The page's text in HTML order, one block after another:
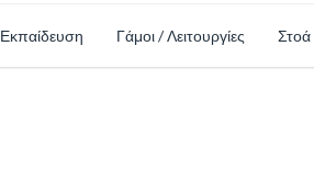
Εκπαίδευση Γάμοι / Λειτουργίες Στοά